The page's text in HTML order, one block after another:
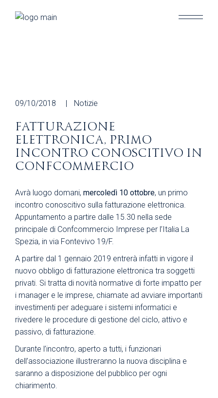
09/10/2018 Notizie
FATTURAZIONE
ELETTRONICA, PRIMO
INCONTRO CONOSCITIVO IN
CONFCOMMERCIO
Avrà luogo domani,mercoledì 10 ottobre, un primo
incontro conoscitivo sulla fatturazione elettronica.
Appuntamento a partire dalle 15.30 nella sede
principale di Confcommercio Imprese per l’Italia La
Spezia, in via Fontevivo 19/F.
A partire dal 1 gennaio 2019 entrerà infatti in vigore il
nuovo obbligo di fatturazione elettronica tra soggetti
privati. Si tratta di novità normative di forte impatto per
i manager e le imprese, chiamate ad avviare importanti
investimenti per adeguare i sistemi informatici e
rivedere le procedure di gestione del ciclo, attivo e
passivo, di fatturazione.
Durante l’incontro, aperto a tutti, i funzionari
dell’associazione illustreranno la nuova disciplina e
saranno a disposizione del pubblico per ogni
chiarimento.